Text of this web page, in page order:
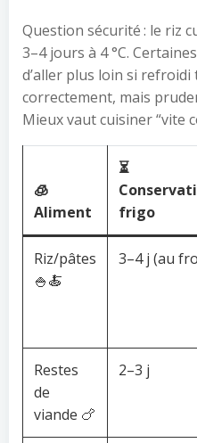
Question sécurité : le riz
3–4 jours à 4 °C.
d’aller plus loin si
correctement, mais
Mieux vaut cuisiner “vite
🧊
Aliment
⏳
frigo
Riz/pâtes
🍚🍝
3–4 j (au
Restes
de
viande 🍗
2–3 j